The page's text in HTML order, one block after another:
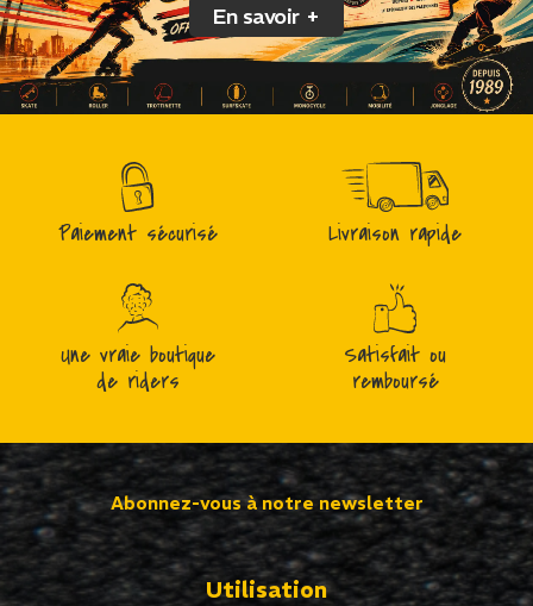
En savoir +
Paiement sécurisé Livraison rapide
Une vraie boutique
de riders
Satisfait ou
remboursé
Abonnez-vous à notre newsletter
Utilisation